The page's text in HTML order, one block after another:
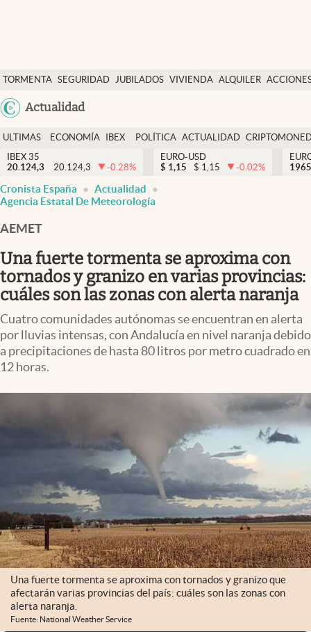
TORMENTA SEGURIDAD JUBILADOS VIVIENDA ALQUILER
Actualidad
Economía y finanzas
Política
Actualidad
Criptomonedas
España
ULTIMAS
NOTICIAS
ECONOMÍA
FINANZAS
IBEX
EURO
POLÍTICA ACTUALIDAD
IBEX 35
20.124,3
20.124,3 -0.28%
EURO-USD
$ 1,15 $ 1,15 -0.02%
Cronista España
Actualidad
Agencia Estatal De Meteorología
AEMET
Una fuerte tormenta se aproxima con
tornados y granizo en varias provincias:
cuáles son las zonas con alerta naranja
Cuatro comunidades autónomas se encuentran en alerta
por lluvias intensas, con Andalucía en nivel naranja debido
a precipitaciones de hasta 80 litros por metro cuadrado en
12 horas.
Una fuerte tormenta se aproxima con tornados y granizo que
afectarán varias provincias del país: cuáles son las zonas con
alerta naranja.
Fuente: National Weather Service